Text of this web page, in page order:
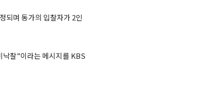
되며 동가의 입찰자가 2인
낙찰”이라는 메시지를 KBS